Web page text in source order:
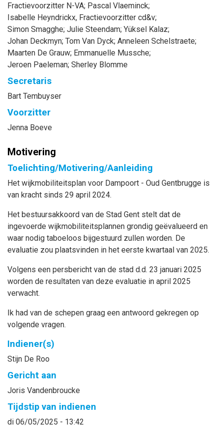
Fractievoorzitter N-VA; Pascal Vlaeminck;
Isabelle Heyndrickx, Fractievoorzitter cd&v;
Simon Smagghe; Julie Steendam; Yüksel Kalaz;
Johan Deckmyn; Tom Van Dyck; Anneleen Schelstraete;
Maarten De Grauw; Emmanuelle Mussche;
Jeroen Paeleman; Sherley Blomme
Secretaris
Bart Tembuyser
Voorzitter
Jenna Boeve
Motivering
Toelichting/Motivering/Aanleiding
Het wijkmobiliteitsplan voor Dampoort - Oud Gentbrugge is
van kracht sinds 29 april 2024.
Het bestuursakkoord van de Stad Gent stelt dat de
ingevoerde wijkmobiliteitsplannen grondig geëvalueerd en
waar nodig taboeloos bijgestuurd zullen worden. De
evaluatie zou plaatsvinden in het eerste kwartaal van 2025.
Volgens een persbericht van de stad d.d. 23 januari 2025
worden de resultaten van deze evaluatie in april 2025
verwacht.
Ik had van de schepen graag een antwoord gekregen op
volgende vragen.
Indiener(s)
Stijn De Roo
Gericht aan
Joris Vandenbroucke
Tijdstip van indienen
di 06/05/2025 - 13:42